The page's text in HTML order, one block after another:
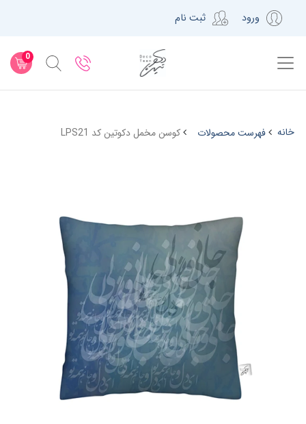
ورود ثبت نام
0
خانه فهرست محصولات کوسن مخمل دکوتین کد LPS21